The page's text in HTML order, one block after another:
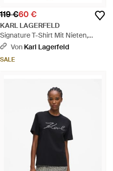
119 €60 €
KARL LAGERFELD
Signature T-Shirt Mit Nieten,
Damen, Größe - Blau
Von Karl Lagerfeld
SALE